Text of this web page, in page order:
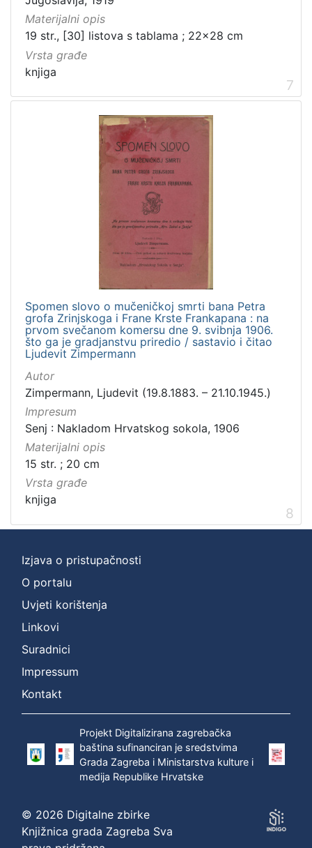
Materijalni opis
19 str., [30] listova s tablama ; 22x28 cm
Vrsta građe
knjiga
7
Spomen slovo o mučeničkoj smrti bana Petra
grofa Zrinjskoga i Frane Krste Frankapana : na
prvom svečanom komersu dne 9. svibnja 1906.
što ga je gradjanstvu priredio / sastavio i čitao
Ljudevit Zimpermann
Autor
Zimpermann, Ljudevit (19.8.1883. – 21.10.1945.)
Impresum
Senj : Nakladom Hrvatskog sokola, 1906
Materijalni opis
15 str. ; 20 cm
Vrsta građe
knjiga
8
Izjava o pristupačnosti
O portalu
Uvjeti korištenja
Linkovi
Suradnici
Impressum
Kontakt
Projekt Digitalizirana zagrebačka
baština sufinanciran je sredstvima
Grada Zagreba i Ministarstva kulture i
medija Republike Hrvatske
© 2026 Digitalne zbirke
Knjižnica grada Zagreba Sva